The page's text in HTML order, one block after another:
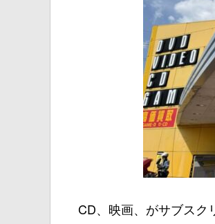
CD、映画、がサブスク